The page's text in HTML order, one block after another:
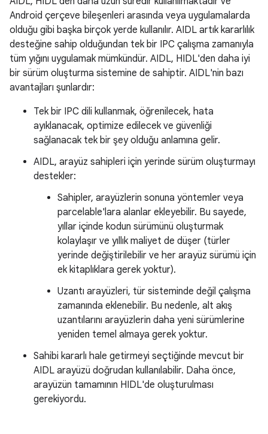
Android çerçeve bileşenleri arasında veya uygulamalarda
olduğu gibi başka birçok yerde kullanılır. AIDL artık kararlılık
desteğine sahip olduğundan tek bir IPC çalışma zamanıyla
tüm yığını uygulamak mümkündür. AIDL, HIDL'den daha iyi
bir sürüm oluşturma sistemine de sahiptir. AIDL'nin bazı
avantajları şunlardır:
Tek bir IPC dili kullanmak, öğrenilecek, hata
ayıklanacak, optimize edilecek ve güvenliği
sağlanacak tek bir şey olduğu anlamına gelir.
AIDL, arayüz sahipleri için yerinde sürüm oluşturmayı
destekler:
Sahipler, arayüzlerin sonuna yöntemler veya
parcelable'lara alanlar ekleyebilir. Bu sayede,
yıllar içinde kodun sürümünü oluşturmak
kolaylaşır ve yıllık maliyet de düşer (türler
yerinde değiştirilebilir ve her arayüz sürümü için
ek kitaplıklara gerek yoktur).
Uzantı arayüzleri, tür sisteminde değil çalışma
zamanında eklenebilir. Bu nedenle, alt akış
uzantılarını arayüzlerin daha yeni sürümlerine
yeniden temel almaya gerek yoktur.
Sahibi kararlı hale getirmeyi seçtiğinde mevcut bir
AIDL arayüzü doğrudan kullanılabilir. Daha önce,
arayüzün tamamının HIDL'de oluşturulması
gerekiyordu.